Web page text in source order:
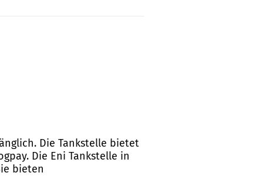
Die Tankstelle bietet
Die Eni Tankstelle in
bieten